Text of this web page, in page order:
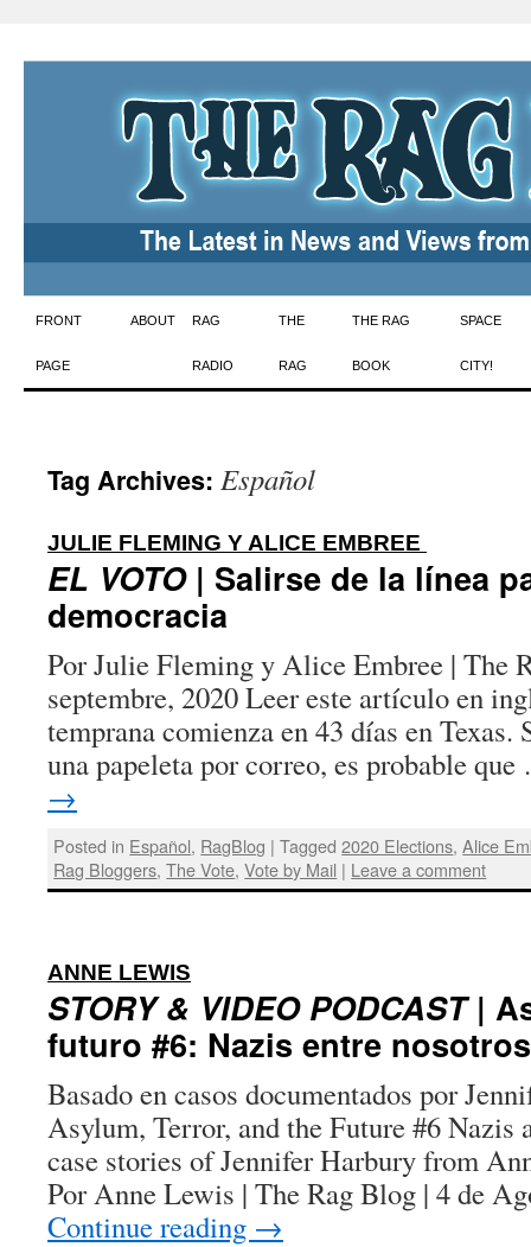
Skip
to
FRONT
PAGE
ABOUT RAG
RADIO
THE
RAG
THE RAG
BOOK
SPACE
CITY!
Tag Archives: Español
JULIE FLEMING Y ALICE EMBREE
EL VOTO| Salirse de la línea
democracia
Por Julie Fleming y Alice Embree | The
septembre, 2020 Leer este artículo en
temprana comienza en 43 días en
una papeleta por correo, es probable
→
Posted in Español, RagBlog | Tagged 2020 Elections,Alice
Rag Bloggers,The Vote,Vote by Mail | Leave a comment
ANNE LEWIS
STORY & VIDEO PODCAST|
futuro #6: Nazis entre nosotros
Basado en casos documentados por
Asylum, Terror, and the Future #6 Nazis
case stories of Jennifer Harbury from
Por Anne Lewis | The Rag Blog | 4 de
Continue reading →